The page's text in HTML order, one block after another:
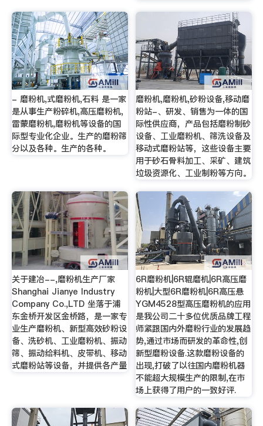
- 磨粉机,式磨粉机,石料 是一家
是从事生产粉碎机,高压磨粉机,
雷蒙磨粉机,磨粉机等设备的国
际型专业化企业。生产的磨粉筛
分以及各种。生产的各种。
磨粉机,磨粉机,砂粉设备,移动磨
粉站-、研发、销售为一体的国
际性供应商，产品包括磨粉制砂
设备、工业磨粉机、筛洗设备及
移动式磨粉站等，这些设备主要
用于砂石骨料加工、采矿、建筑
垃圾资源化、工业制粉等方向。
关于建冶--,磨粉机生产厂家
Shanghai Jianye Industry
Company Co.,LTD 坐落于浦
东金桥开发区金桥路，是一家专
业生产磨粉机、新型高效砂粉设
备、洗砂机、工业磨粉机、振动
筛、振动给料机、皮带机、移动
式磨粉站等设备，并提供各产量
6R磨粉机|6R辊磨机|6R高压磨
粉机|大型6R磨粉机|6R高压悬
YGM4528型高压磨粉机的应用
是我公司二十多位优质品牌工程
师紧跟国内外磨粉行业的发展趋
势,通过市场而研发的革命性,创
新型磨粉设备.这款磨粉设备的
出现,打破了以往国内磨粉机器
不能超大规模生产的限制,在市
场上获得了用户的一致好评.